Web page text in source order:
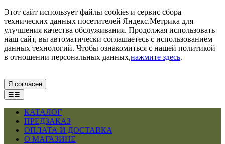
Этот сайт использует файлы cookies и сервис сбора
технических данных посетителей Яндекс.Метрика для
улучшения качества обслуживания. Продолжая использовать
наш сайт, вы автоматически соглашаетесь с использованием
данных технологий. Чтобы ознакомиться с нашей политикой
в отношении персональных данных,нажмите здесь.
Я согласен
☰☰
КАТАЛОГ
ПРЕДЗАКАЗ
ОПЛАТА И ДОСТАВКА
О МАГАЗИНЕ